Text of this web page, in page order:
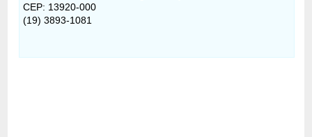
CEP: 13920-000
(19) 3893-1081